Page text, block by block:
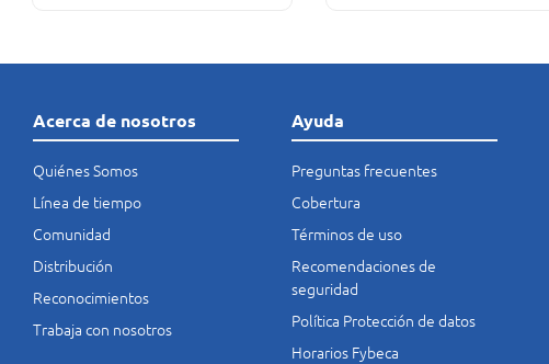
Acerca de nosotros
Quiénes Somos
Línea de tiempo
Comunidad
Distribución
Reconocimientos
Trabaja con nosotros
Ayuda
Preguntas frecuentes
Cobertura
Términos de uso
Recomendaciones de
seguridad
Política Protección de datos
Horarios Fybeca